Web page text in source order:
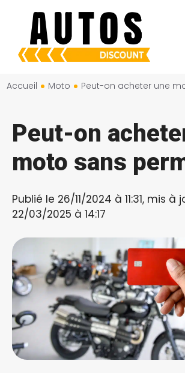
contenu
Accueil Moto Peut-on acheter une
Peut-on
moto sans
Publié le 26/11/2024 à 11:31, mis à
22/03/2025 à 14:17